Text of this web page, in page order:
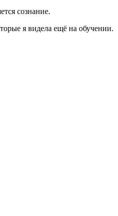
сознание.
я видела ещё на обучении.